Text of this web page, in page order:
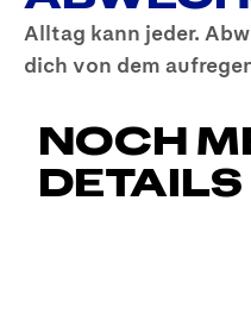
Alltag kann jeder.
dich von dem
NOCH
DETAILS